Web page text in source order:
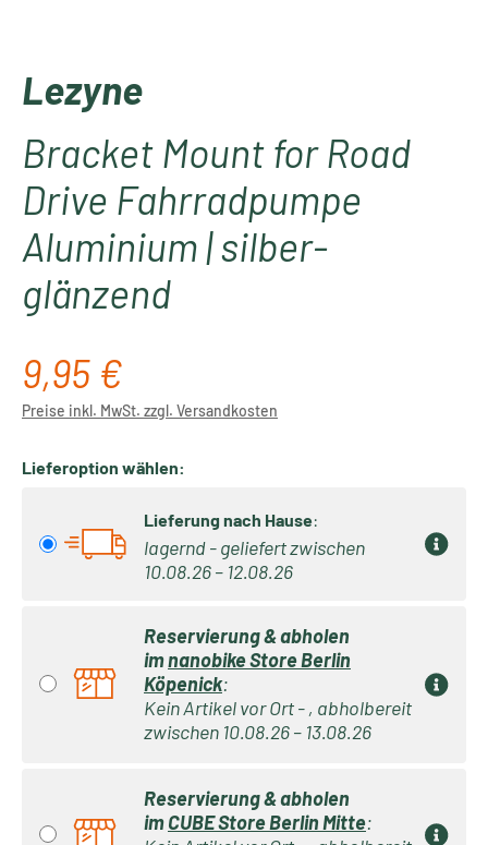
Lezyne
Bracket Mount for Road
Drive Fahrradpumpe
Aluminium | silber-
glänzend
Regulärer Preis:
9,95 €
Preise inkl. MwSt. zzgl. Versandkosten
Lieferoption wählen:
Lieferung nach Hause:
lagernd - geliefert zwischen
10.08.26 – 12.08.26
Reservierung & abholen
imnanobike Store Berlin
Köpenick:
Kein Artikel vor Ort - , abholbereit
zwischen 10.08.26 – 13.08.26
Reservierung & abholen
imCUBE Store Berlin Mitte: